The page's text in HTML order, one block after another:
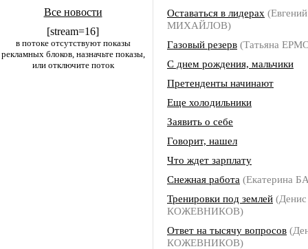
Все новости
[stream=16]
в потоке отсутствуют показы
рекламных блоков, назначьте показы,
или отключите поток
Оставаться в лидерах (Евгений
МИХАЙЛОВ)
Газовый резерв (Татьяна
С днем рождения, мальчики
Претенденты начинают
Еще холодильники
Заявить о себе
Говорит, нашел
Что ждет зарплату
Снежная работа (Екатерина
Тренировки под землей (Денис
КОЖЕВНИКОВ)
Ответ на тысячу вопросов
КОЖЕВНИКОВ)